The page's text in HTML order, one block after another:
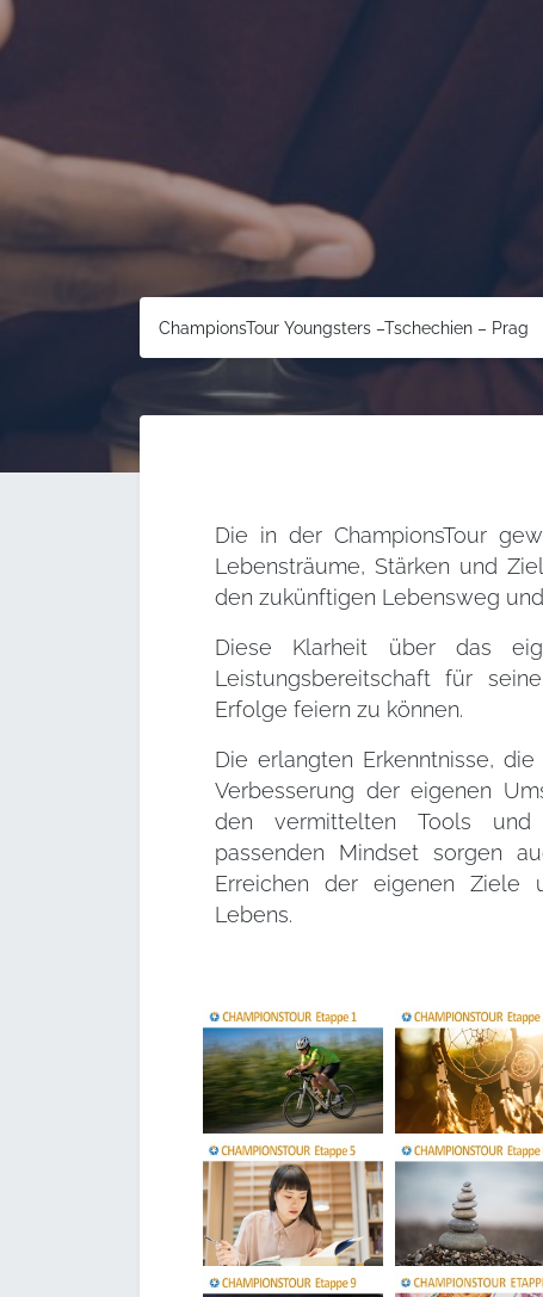
ChampionsTour Youngsters –Tschechien – Prag
Die in der ChampionsTour
Lebensträume, Stärken und
den zukünftigen Lebensweg
Diese Klarheit über das
Leistungsbereitschaft für
Erfolge feiern zu können.
Die erlangten Erkenntnisse,
Verbesserung der eigenen
den vermittelten Tools und
passenden Mindset sorgen
Erreichen der eigenen Ziele
Lebens.